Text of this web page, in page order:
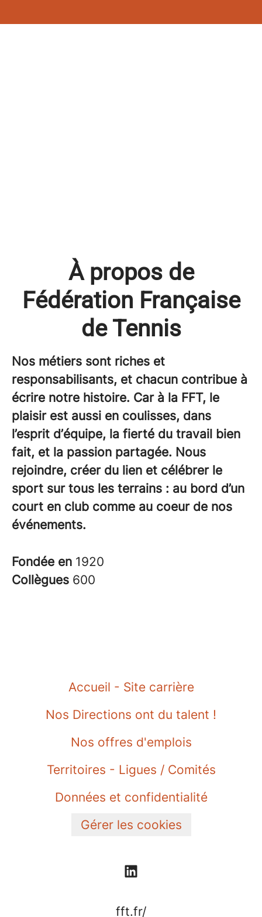
À propos de
Fédération Française
de Tennis
Nos métiers sont riches et
responsabilisants, et chacun contribue à
écrire notre histoire. Car à la FFT, le
plaisir est aussi en coulisses, dans
l’esprit d’équipe, la fierté du travail bien
fait, et la passion partagée. Nous
rejoindre, créer du lien et célébrer le
sport sur tous les terrains : au bord d’un
court en club comme au coeur de nos
événements.
Fondée en 1920
Collègues 600
Accueil - Site carrière
Nos Directions ont du talent !
Nos offres d'emplois
Territoires - Ligues / Comités
Données et confidentialité
Gérer les cookies
fft.fr/